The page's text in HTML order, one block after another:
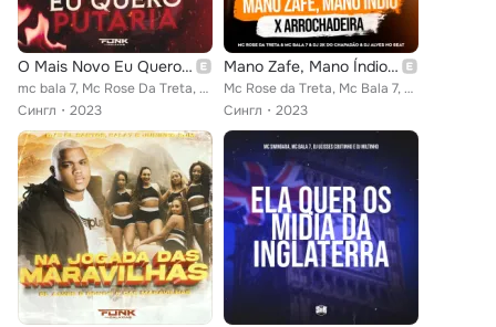
O Mais Novo Eu Quero Putaria
mc bala 7, Mc Rose Da Treta, Mc Thiaguinho da Inglaterra
Сингл
2023
Mano Zafe, Mano Índio X Arrochadeira
Mc Rose da Treta, Mc Bala 7, Dj 2K do Chapadão feat. Dj Alves no Beat
Сингл
2023